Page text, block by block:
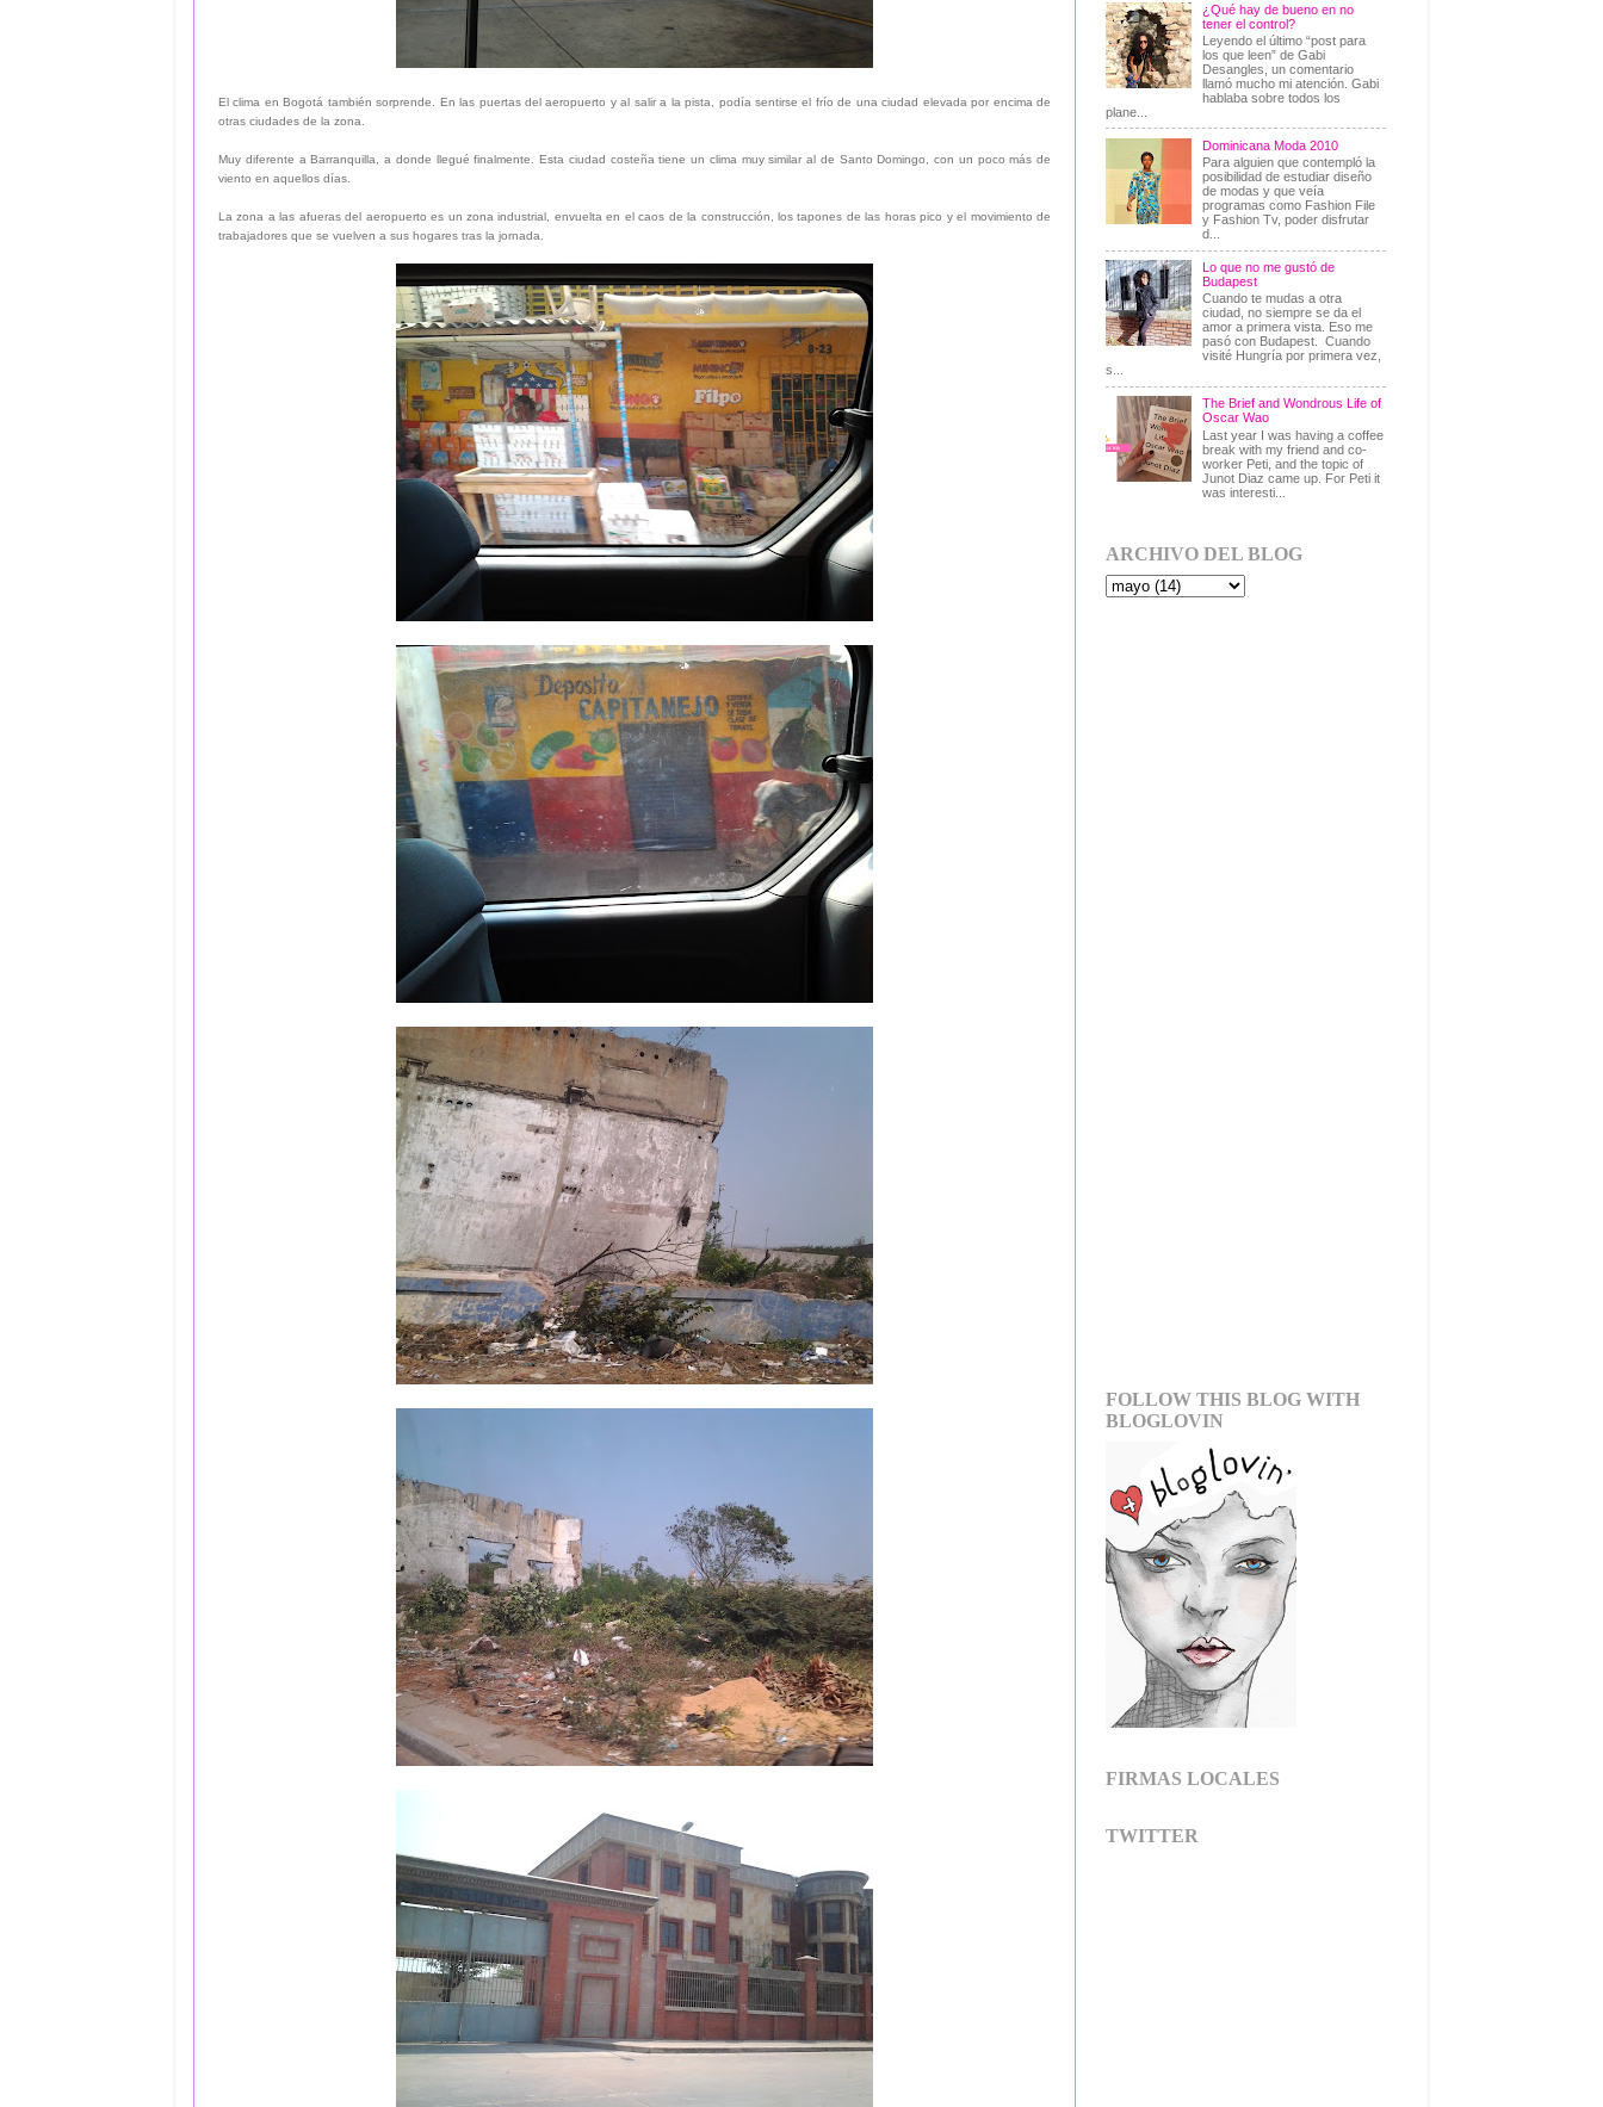
El clima en Bogotá también sorprende. En las puertas del aeropuerto y al salir a la pista, podía sentirse el frío de una ciudad elevada por encima de
otras ciudades de la zona.
Muy diferente a Barranquilla, a donde llegué finalmente. Esta ciudad costeña tiene un clima muy similar al de Santo Domingo, con un poco más de
viento en aquellos días.
La zona a las afueras del aeropuerto es un zona industrial, envuelta en el caos de la construcción, los tapones de las horas pico y el movimiento de
trabajadores que se vuelven a sus hogares tras la jornada.
¿Qué hay de bueno en no
tener el control?
Leyendo el último “post para
los que leen” de Gabi
Desangles, un comentario
llamó mucho mi atención. Gabi
hablaba sobre todos los
plane...
Dominicana Moda 2010
Para alguien que contempló la
posibilidad de estudiar diseño
de modas y que veía
programas como Fashion File
y Fashion Tv, poder disfrutar
d...
Lo que no me gustó de
Budapest
Cuando te mudas a otra
ciudad, no siempre se da el
amor a primera vista. Eso me
pasó con Budapest. Cuando
visité Hungría por primera vez,
s...
The Brief and Wondrous Life of
Oscar Wao
Last year I was having a coffee
break with my friend and co-
worker Peti, and the topic of
Junot Diaz came up. For Peti it
was interesti...
ARCHIVO DEL BLOG
FOLLOW THIS BLOG WITH
BLOGLOVIN
FIRMAS LOCALES
TWITTER